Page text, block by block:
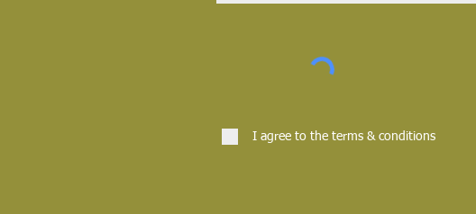
I agree to the terms & conditions